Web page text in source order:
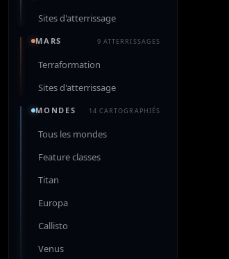
Sites d'atterrissage
MARS 9 ATTERRISSAGES
Terraformation
Sites d'atterrissage
MONDES 14 CARTOGRAPHIÉS
Tous les mondes
Feature classes
Titan
Europa
Callisto
Venus